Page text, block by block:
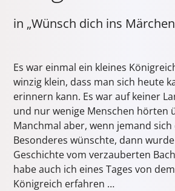
in „Wünsch dich ins
Es war einmal ein kleines
winzig klein, dass man sich heute
erinnern kann. Es war auf keiner
und nur wenige Menschen hörten
Manchmal aber, wenn jemand sich
Besonderes wünschte, dann
Geschichte vom verzauberten
habe auch ich eines Tages von
Königreich erfahren …